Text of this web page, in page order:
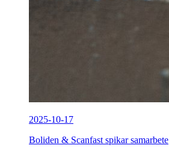
2025-10-17
Boliden & Scanfast spikar samarbete